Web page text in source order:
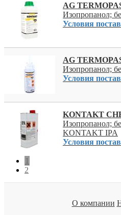
AG
Изопропанол;
Условия
AG
Изопропанол;
Условия
KONTAKT
Изопропанол;
KONTAKT IPA
Условия
1
2
О компании